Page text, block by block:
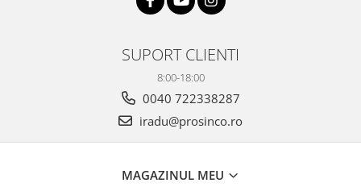
SUPORT CLIENTI
8:00-18:00
0040 722338287
iradu@prosinco.ro
MAGAZINUL MEU